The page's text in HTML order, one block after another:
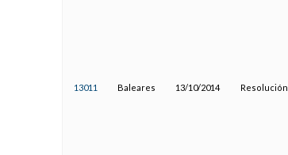
13011 Baleares 13/10/2014 Resolución